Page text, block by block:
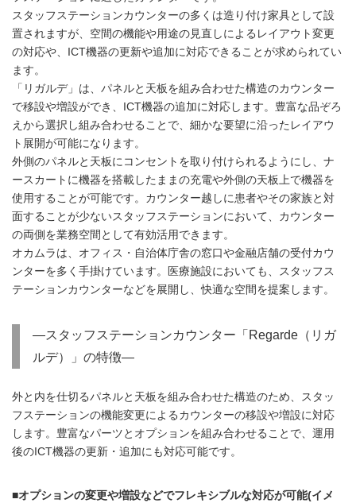
スタッフステーションカウンターの多くは造り付け家具として設
置されますが、空間の機能や用途の見直しによるレイアウト変更
の対応や、ICT機器の更新や追加に対応できることが求められてい
ます。
「リガルデ」は、パネルと天板を組み合わせた構造のカウンター
で移設や増設ができ、ICT機器の追加に対応します。豊富な品ぞろ
えから選択し組み合わせることで、細かな要望に沿ったレイアウ
ト展開が可能になります。
外側のパネルと天板にコンセントを取り付けられるようにし、ナ
ースカートに機器を搭載したままの充電や外側の天板上で機器を
使用することが可能です。カウンター越しに患者やその家族と対
面することが少ないスタッフステーションにおいて、カウンター
の両側を業務空間として有効活用できます。
オカムラは、オフィス・自治体庁舎の窓口や金融店舗の受付カウ
ンターを多く手掛けています。医療施設においても、スタッフス
テーションカウンターなどを展開し、快適な空間を提案します。
―スタッフステーションカウンター「Regarde（リガ
ルデ）」の特徴―
外と内を仕切るパネルと天板を組み合わせた構造のため、スタッ
フステーションの機能変更によるカウンターの移設や増設に対応
します。豊富なパーツとオプションを組み合わせることで、運用
後のICT機器の更新・追加にも対応可能です。
■オプションの変更や増設などでフレキシブルな対応が可能(イメ